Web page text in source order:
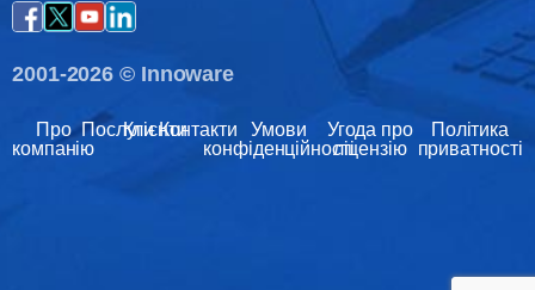
2001-2026 © Innoware
Про
компанію
ПослугиКлієнтиКонтакти
Умови
конфіденційності
Угода про
ліцензію
Політика
приватності